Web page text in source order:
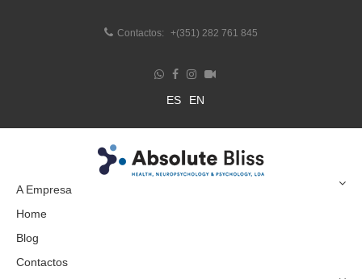
Contactos: +(351) 282 761 845
ES EN
A Empresa
Home
Blog
Contactos